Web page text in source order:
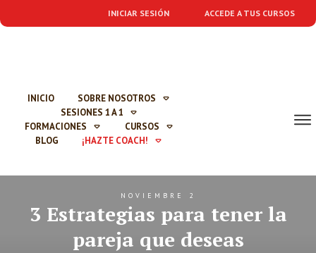
INICIAR SESIÓN ACCEDE A TUS CURSOS
INICIO
SOBRE NOSOTROS
SESIONES 1 A 1
FORMACIONES
CURSOS
BLOG
¡HAZTE COACH!
NOVIEMBRE 2
3 Estrategias para tener la
pareja que deseas